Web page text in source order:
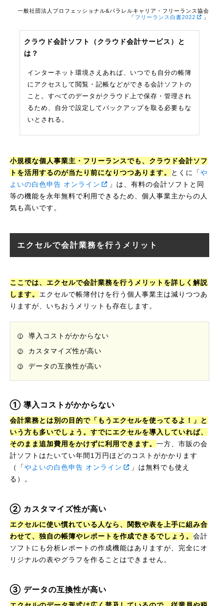
一般社団法人プロフェッショナル&パラレルキャリア・フリーランス協会
「 フリーランス白書2022 」
クラウド会計ソフト（クラウド会計サービス）と
は？
インターネット環境さえあれば、いつでも自分の帳簿
にアクセスして閲覧・記帳などができる会計ソフトの
こと。すべてのデータがクラウド上で保存・管理され
るため、自分で設定してバックアップを取る必要もな
いとされる。
小規模な個人事業主・フリーランスでも、クラウド会計ソフ
トを活用するのが当たり前になりつつあります。
とくに「や
よいの白色申告 オンライン
」は、有料の会計ソフトと同
等の機能を永年無料で利用できるため、個人事業主からの人
気も高いです。
エクセルで会計業務を行うメリット
ここでは、エクセルで会計業務を行うメリットを詳しく解説
します。 エクセルで帳簿付けを行う個人事業主は減りつつあ
りますが、いちおうメリットも存在します。
導入コストがかからない
カスタマイズ性が高い
データの互換性が高い
① 導入コストがかからない
会計業務とは別の目的で「もうエクセルを使ってるよ！」と
いう方も多いでしょう。すでにエクセルを導入していれば、
そのまま追加費用をかけずに利用できます。 一方、市販の会
計ソフトはたいてい年間1万円ほどのコストがかかります
（「やよいの白色申告 オンライン
」は無料でも使え
る）。
② カスタマイズ性が高い
エクセルに使い慣れている人なら、関数や表を上手に組み合
わせて、独自の帳簿やレポートを作成できるでしょう。 会計
ソフトにも分析レポートの作成機能はありますが、完全にオ
リジナルの表やグラフを作ることはできません。
③ データの互換性が高い